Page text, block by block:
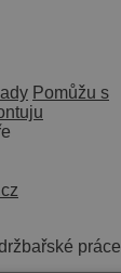
Pomůžu s
práce